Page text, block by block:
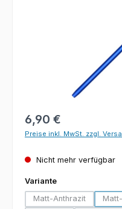
Regulärer Preis:
6,90 €
Preise inkl. MwSt. zzgl.
Nicht mehr verfügbar
Varianteauswählen
Matt-Anthrazit
(Diese Option ist